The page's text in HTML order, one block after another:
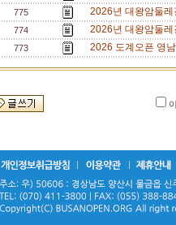
775 2026년 대왕암둘
774 2026년 대왕암둘
773 2026 도계오픈 영